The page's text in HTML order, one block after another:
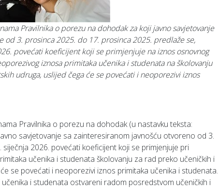
Pravilnika o porezu na dohodak za koji javno savjetovanje
od 3. prosinca 2025. do 17. prosinca 2025. predlaže se,
povećati koeficijent koji se primjenjuje na iznos osnovnog
iznosa primitaka učenika i studenata na školovanju
udruga, uslijed čega će se povećati i neoporezivi iznos
Pravilnika o porezu na dohodak (u nastavku teksta:
savjetovanje sa zainteresiranom javnošću otvoreno od 3.
2026. povećati koeficijent koji se primjenjuje pri
učenika i studenata školovanju za rad preko učeničkih i
se povećati i neoporezivi iznos primitaka učenika i studenata.
i studenata ostvareni radom posredstvom učeničkih i